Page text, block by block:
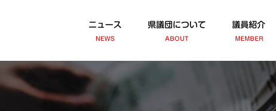
ニュース
NEWS
県議団について
ABOUT
議員紹介
MEMBER